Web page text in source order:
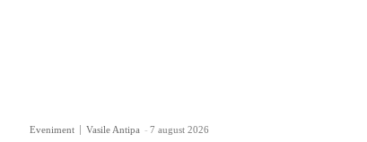
Eveniment Vasile Antipa - 7 august 2026